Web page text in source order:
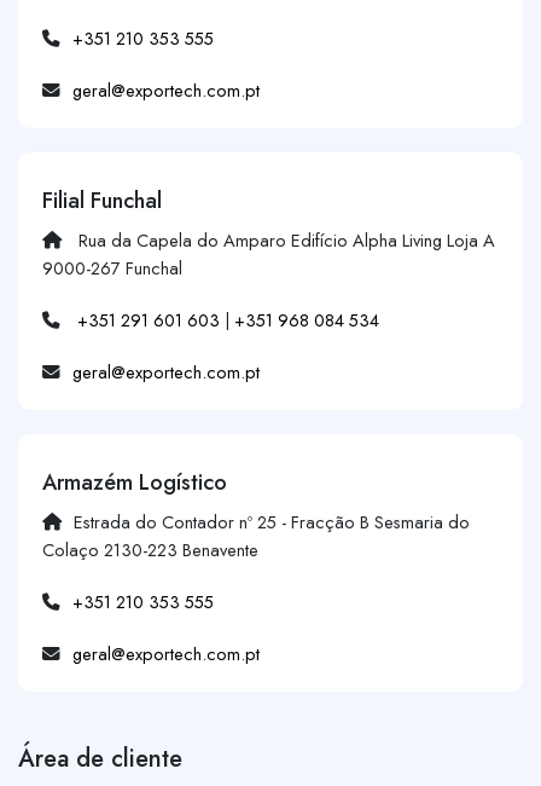
+351 210 353 555
geral@exportech.com.pt
Filial Funchal
Rua da Capela do Amparo Edifício Alpha Living Loja A
9000-267 Funchal
+351 291 601 603 | +351 968 084 534
geral@exportech.com.pt
Armazém Logístico
Estrada do Contador nº 25 - Fracção B Sesmaria do
Colaço 2130-223 Benavente
+351 210 353 555
geral@exportech.com.pt
Área de cliente